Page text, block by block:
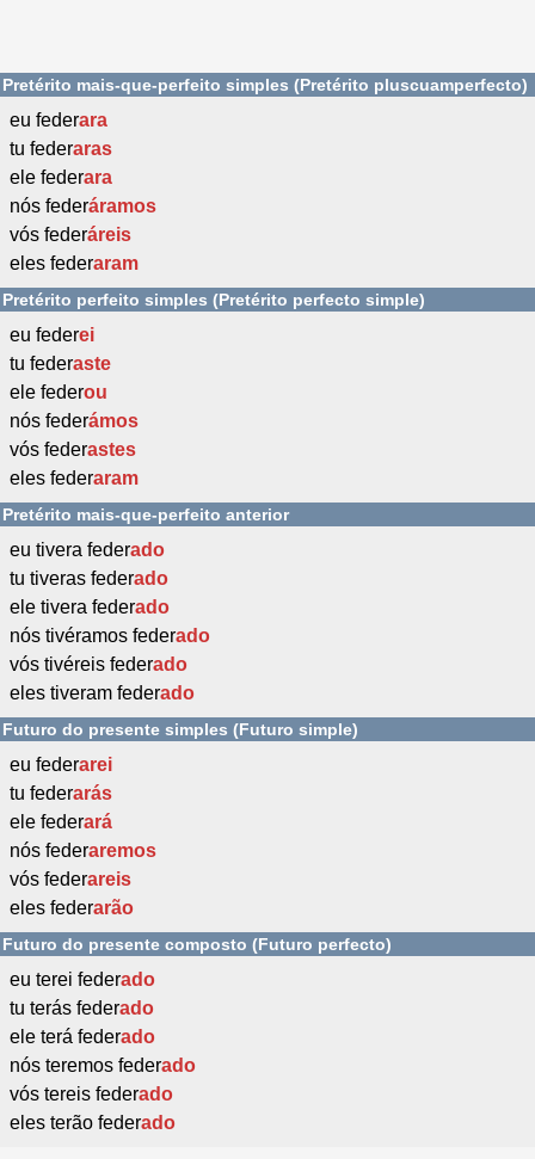
Pretérito mais-que-perfeito simples (Pretérito pluscuamperfecto)
eu federara
tu federaras
ele federara
nós federáramos
vós federáreis
eles federaram
Pretérito perfeito simples (Pretérito perfecto simple)
eu federei
tu federaste
ele federou
nós federámos
vós federastes
eles federaram
Pretérito mais-que-perfeito anterior
eu tivera federado
tu tiveras federado
ele tivera federado
nós tivéramos federado
vós tivéreis federado
eles tiveram federado
Futuro do presente simples (Futuro simple)
eu federarei
tu federarás
ele federará
nós federaremos
vós federareis
eles federarão
Futuro do presente composto (Futuro perfecto)
eu terei federado
tu terás federado
ele terá federado
nós teremos federado
vós tereis federado
eles terão federado